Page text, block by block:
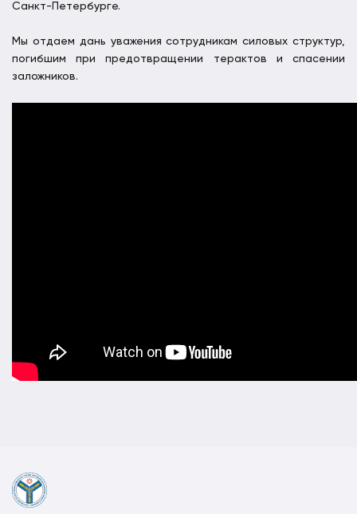
Санкт-Петербурге.
Мы отдаем дань уважения сотрудникам силовых структур,
погибшим при предотвращении терактов и спасении
заложников.